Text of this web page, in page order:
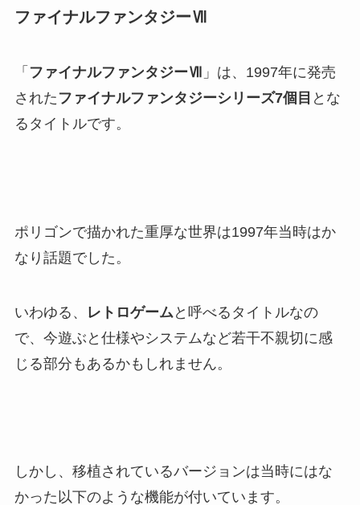
ファイナルファンタジーⅦ
「 ファイナルファンタジーⅦ
」は、1997年に発売
された ファイナルファンタジーシリーズ7個目 とな
るタイトルです。
ポリゴンで描かれた重厚な世界は1997年当時はか
なり話題でした。
いわゆる、 レトロゲーム と呼べるタイトルなの
で、今遊ぶと仕様やシステムなど若干不親切に感
じる部分もあるかもしれません。
しかし、移植されているバージョンは当時にはな
かった以下のような機能が付いています。